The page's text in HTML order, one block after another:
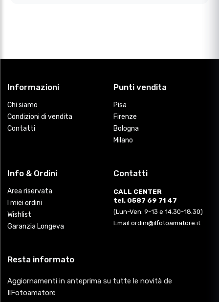
Informazioni
Chi siamo
Condizioni di vendita
Contatti
Punti vendita
Pisa
Firenze
Bologna
Milano
Info & Ordini
Area riservata
I miei ordini
Wishlist
Garanzia Longeva
Contatti
CALL CENTER
tel. 0587 69 71 47
(Lun-Ven: 9-13 e 14.30-18.30)
Email ordini@ilfotoamatore.it
Resta informato
Aggiornamenti in anteprima su tutte le novità de
IlFotoamatore